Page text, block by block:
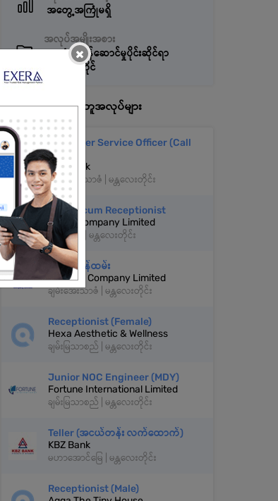
အတွေ့အကြုံမရှိ
အလုပ်အမျိုးအစား
စားသုံးသူဝန်ဆောင်မှုပိုင်းဆိုင်ရာ
အလုပ်အကိုင်
နောက်ထပ်အလားတူအလုပ်များ
Customer Service Officer (Call
Agent)
KBZ Bank
အောင်မြေသာဇံ | မန္တလေးတိုင်း
Admin cum Receptionist
MRED Company Limited
ပုသိမ်ကြီး | မန္တလေးတိုင်း
ဧည့်ကြိုဝန်ထမ်း
United 9 Company Limited
ချမ်းအေးသာဇံ | မန္တလေးတိုင်း
Receptionist (Female)
Hexa Aesthetic & Wellness
ချမ်းမြသာစည် | မန္တလေးတိုင်း
Junior NOC Engineer (MDY)
Fortune International Limited
ချမ်းမြသာစည် | မန္တလေးတိုင်း
Teller (အငယ်တန်း လက်ထောက်)
KBZ Bank
မဟာအောင်မြေ | မန္တလေးတိုင်း
Receptionist (Male)
×